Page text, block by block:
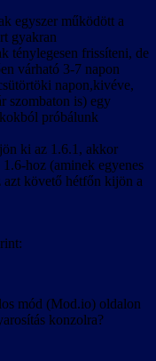
egyszer működött a
gyakran
ténylegesen frissíteni, de
várható 3-7 napon
napon,kivéve,
szombaton is) egy
próbálunk
ki az 1.6.1, akkor
hoz (aminek egyenes
azt követő hétfőn kijön a
mód (Mod.io) oldalon
konzolra?